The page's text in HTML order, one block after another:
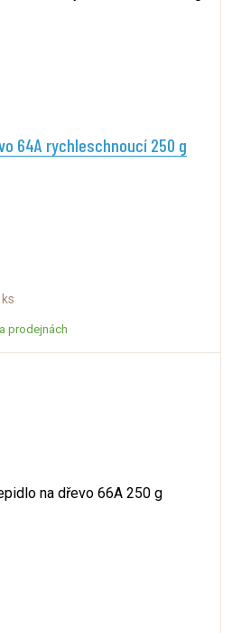
64A rychleschnoucí 250 g
prodejnách